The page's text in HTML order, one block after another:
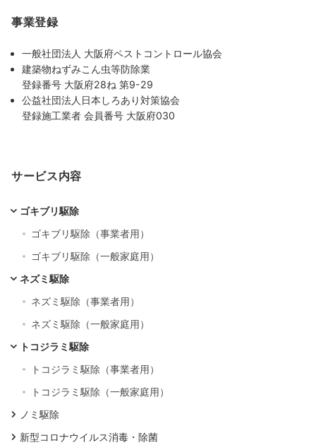
事業登録
一般社団法人 大阪府ペストコントロール協会
建築物ねずみこん虫等防除業
登録番号 大阪府28ね 第9-29
公益社団法人日本しろあり対策協会
登録施工業者 会員番号 大阪府030
サービス内容
ゴキブリ駆除
ゴキブリ駆除（事業者用）
ゴキブリ駆除（一般家庭用）
ネズミ駆除
ネズミ駆除（事業者用）
ネズミ駆除（一般家庭用）
トコジラミ駆除
トコジラミ駆除（事業者用）
トコジラミ駆除（一般家庭用）
ノミ駆除
新型コロナウイルス消毒・除菌